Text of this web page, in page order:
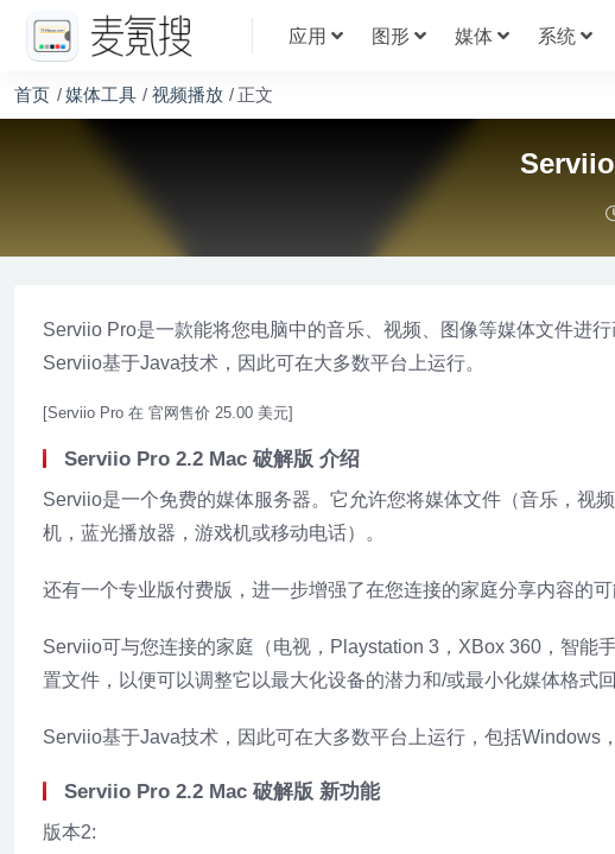
应用 图形 媒体 系统
首页 媒体工具 视频播放 正文
Serviio Pro是一款能将您电脑中的音乐、视频、图像等媒体文件进
Serviio基于Java技术，因此可在大多数平台上运行。
[Serviio Pro 在 官网售价 25.00 美元]
Serviio Pro 2.2 Mac 破解版 介绍
Serviio是一个免费的媒体服务器。它允许您将媒体文件（音乐，视
机，蓝光播放器，游戏机或移动电话）。
还有一个专业版付费版，进一步增强了在您连接的家庭分享内容的可
Serviio可与您连接的家庭（电视，Playstation 3，XBox 360，智能
置文件，以便可以调整它以最大化设备的潜力和/或最小化媒体格式
Serviio基于Java技术，因此可在大多数平台上运行，包括Windows
Serviio Pro 2.2 Mac 破解版 新功能
版本2: